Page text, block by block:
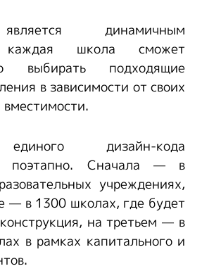
динамичным
каждая школа сможет
выбирать подходящие
в зависимости от своих
дизайн-кода
поэтапно. Сначала — в
учреждениях,
— в 1300 школах, где будет
на третьем — в
в рамках капитального и